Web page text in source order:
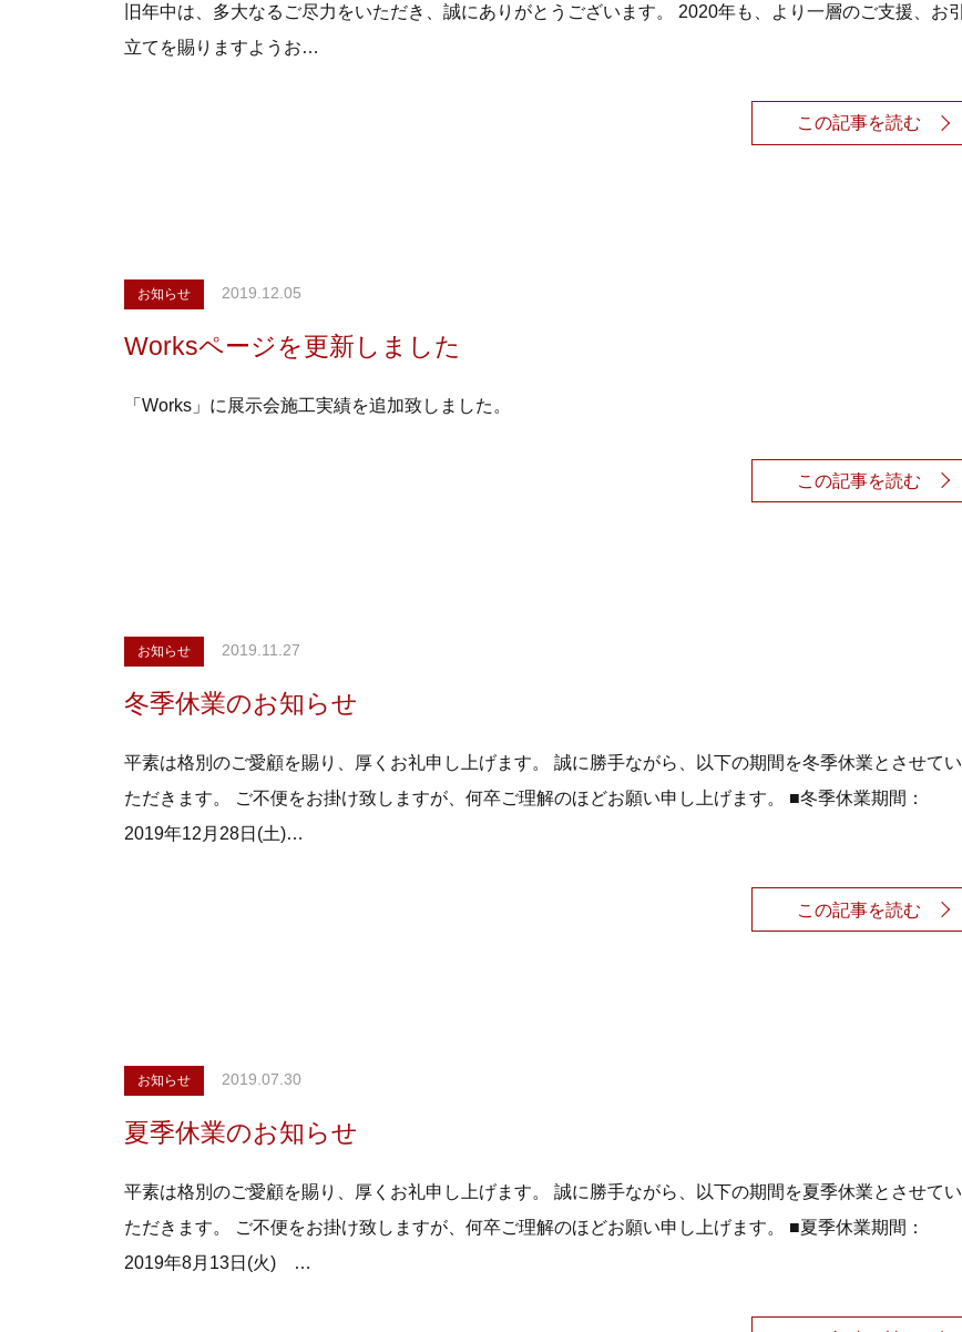
旧年中は、多大なるご尽力をいただき、誠にありがとうございます。 2020年も、より一層のご支援、お引
立てを賜りますようお…
この記事を読む
お知らせ 2019.12.05
Worksページを更新しました
「Works」に展示会施工実績を追加致しました。
この記事を読む
お知らせ 2019.11.27
冬季休業のお知らせ
平素は格別のご愛顧を賜り、厚くお礼申し上げます。 誠に勝手ながら、以下の期間を冬季休業とさせてい
ただきます。 ご不便をお掛け致しますが、何卒ご理解のほどお願い申し上げます。 ■冬季休業期間：
2019年12月28日(土)…
この記事を読む
お知らせ 2019.07.30
夏季休業のお知らせ
平素は格別のご愛顧を賜り、厚くお礼申し上げます。 誠に勝手ながら、以下の期間を夏季休業とさせてい
ただきます。 ご不便をお掛け致しますが、何卒ご理解のほどお願い申し上げます。 ■夏季休業期間：
2019年8月13日(火) …